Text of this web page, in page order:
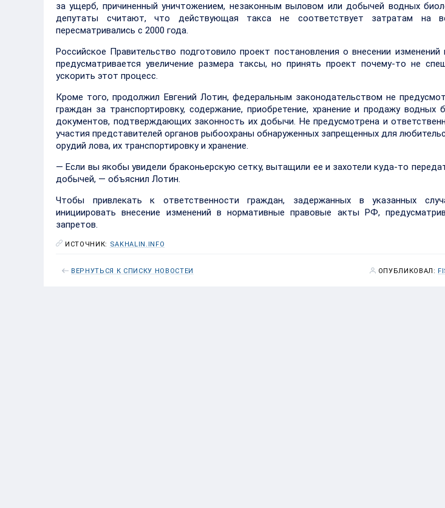
за ущерб, причиненный уничтожением, незаконным выловом или добычей водных
депутаты считают, что действующая такса не соответствует затратам на
пересматривались с 2000 года.
Российское Правительство подготовило проект постановления о внесении
предусматривается увеличение размера таксы, но принять проект почему-то не
ускорить этот процесс.
Кроме того, продолжил Евгений Лотин, федеральным законодательством не
граждан за транспортировку, содержание, приобретение, хранение и продажу водных
документов, подтверждающих законность их добычи. Не предусмотрена и
участия представителей органов рыбоохраны обнаруженных запрещенных для
орудий лова, их транспортировку и хранение.
— Если вы якобы увидели браконьерскую сетку, вытащили ее и захотели куда-то
добычей, — объяснил Лотин.
Чтобы привлекать к ответственности граждан, задержанных в указанных
инициировать внесение изменений в нормативные правовые акты РФ,
запретов.
ИСТОЧНИК: SAKHALIN.INFO
ВЕРНУТЬСЯ К СПИСКУ НОВОСТЕЙ ОПУБЛИКОВАЛ: